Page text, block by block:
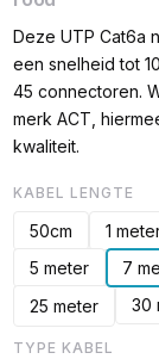
Deze UTP Cat6a
een snelheid tot
45 connectoren.
merk ACT,
kwaliteit.
KABEL LENGTE
50cm 1
5 meter
7
25 meter
30
TYPE KABEL